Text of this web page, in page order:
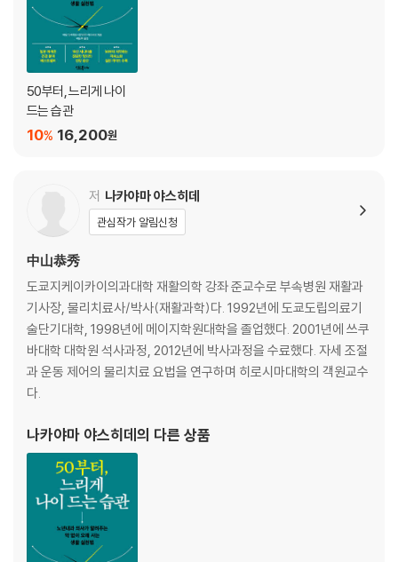
관절을 부드럽게 움직일 수 있다면 일상 동작이 편해진다
알 듯 말 듯 한 ‘관절가동범위’
유연성과 안정성이 있으면 쌩쌩하게 움직일 수 있다
이 동작을 제대로 할 수 있습니까?
어깨관절·척주·고관절·무릎관절·발관절
삐걱대는 몸은 가라! 유연한 관절을 만드는 스트레칭
제3장 골밀도와 골질 높이기
뼈가 튼튼해야 골절을 피할 수 있다
골절이 다발하는 나이가 되기 전에 미리미리 골다공증 예방을
운동은 뼈를 강하게 한다
무시무시한 '골다공증성 척추골절’
골밀도가 70% 이하로 줄면 노화가 진행되고 있다는 의미
뼈에 자극이 가해지면 노화 방지에 도움이 되는 호르몬이 나온다
골밀도를 쉽게 높일 수 있는 활동
운동의 양만큼이나 운동의 질도 중요하다
골질은 아무도 모르는 사이에 녹슬고 악화된다
계획적인 식사도 뼈 건강에는 빼놓을 수 없는 요소
골량 감소는 칼슘 감소로부터 시작된다
비타민 C, D, K도 식사를 통해 섭취한다
50부터, 느리게 나이
드는 습관
16,200원
10%
저 나카야마 야스히데
관심작가 알림신청
中山恭秀
도쿄지케이카이의과대학 재활의학 강좌 준교수로 부속병원 재활과
기사장, 물리치료사/박사(재활과학)다. 1992년에 도쿄도립의료기
술단기대학, 1998년에 메이지학원대학을 졸업했다. 2001년에 쓰쿠
바대학 대학원 석사과정, 2012년에 박사과정을 수료했다. 자세 조절
과 운동 제어의 물리치료 요법을 연구하며 히로시마대학의 객원교수
다.
나카야마 야스히데의 다른 상품